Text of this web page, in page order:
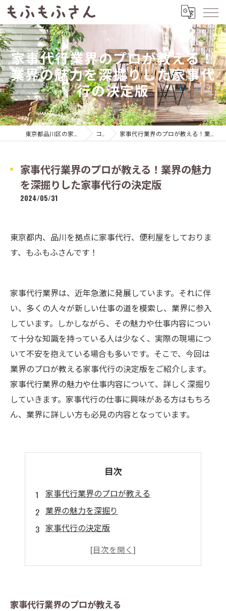
家事代行業界のプロが教える！
業界の魅力を深掘りした家事代
行の決定版
コラム 家事代行業界のプロが教える！業界の魅力を深掘りした家事代行の決定版
家事代行業界のプロが教える！業界の魅力
を深掘りした家事代行の決定版
2024/05/31
東京都内、品川を拠点に家事代行、便利屋をしておりま
す、もふもふさんです！
家事代行業界は、近年急激に発展しています。それに伴
い、多くの人々が新しい仕事の道を模索し、業界に参入
しています。しかしながら、その魅力や仕事内容につい
て十分な知識を持っている人は少なく、実際の現場につ
いて不安を抱えている場合も多いです。そこで、今回は
業界のプロが教える家事代行の決定版をご紹介します。
家事代行業界の魅力や仕事内容について、詳しく深掘り
していきます。家事代行の仕事に興味がある方はもちろ
ん、業界に詳しい方も必見の内容となっています。
目次
家事代行業界のプロが教える
業界の魅力を深掘り
家事代行の決定版
家事代行における重要ポイント
家事代行業界のプロが教える